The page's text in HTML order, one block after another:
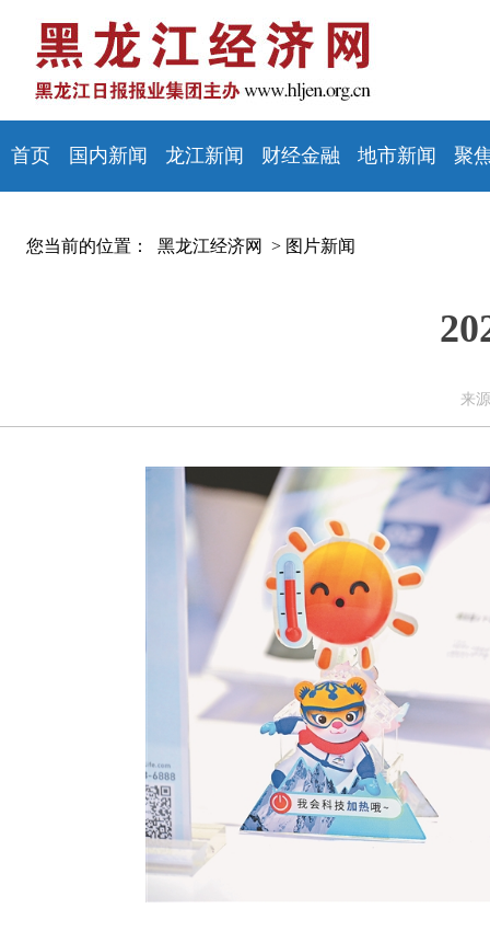
首页 国内新闻 龙江新闻 财经金融 地市新闻 聚
您当前的位置： 黑龙江经济网 > 图片新闻
来